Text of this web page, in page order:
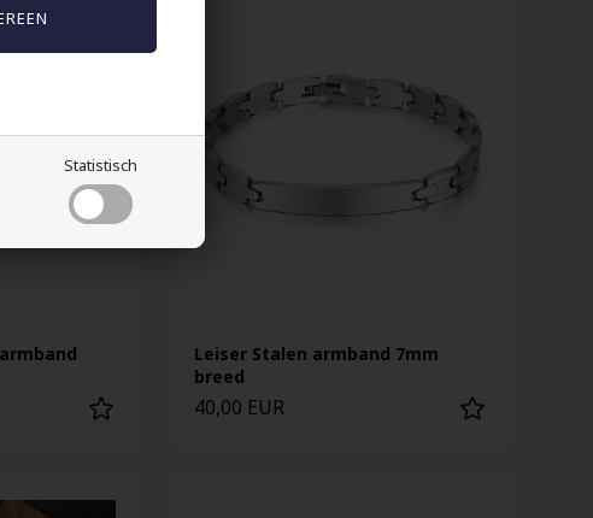
Statistisch
Leiser Stalen armband 7mm
breed
40,00 EUR